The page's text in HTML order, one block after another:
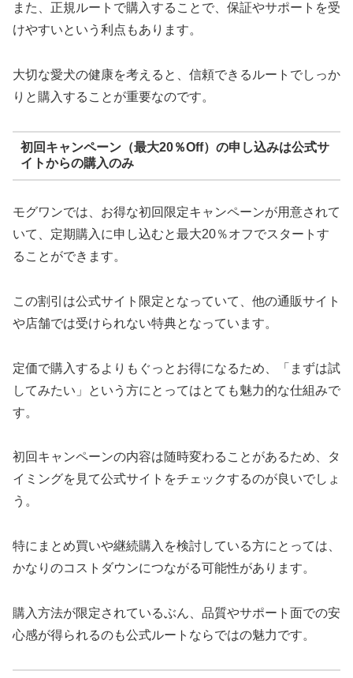
また、正規ルートで購入することで、保証やサポートを受
けやすいという利点もあります。
大切な愛犬の健康を考えると、信頼できるルートでしっか
りと購入することが重要なのです。
初回キャンペーン（最大20％Off）の申し込みは公式サ
イトからの購入のみ
モグワンでは、お得な初回限定キャンペーンが用意されて
いて、定期購入に申し込むと最大20％オフでスタートす
ることができます。
この割引は公式サイト限定となっていて、他の通販サイト
や店舗では受けられない特典となっています。
定価で購入するよりもぐっとお得になるため、「まずは試
してみたい」という方にとってはとても魅力的な仕組みで
す。
初回キャンペーンの内容は随時変わることがあるため、タ
イミングを見て公式サイトをチェックするのが良いでしょ
う。
特にまとめ買いや継続購入を検討している方にとっては、
かなりのコストダウンにつながる可能性があります。
購入方法が限定されているぶん、品質やサポート面での安
心感が得られるのも公式ルートならではの魅力です。